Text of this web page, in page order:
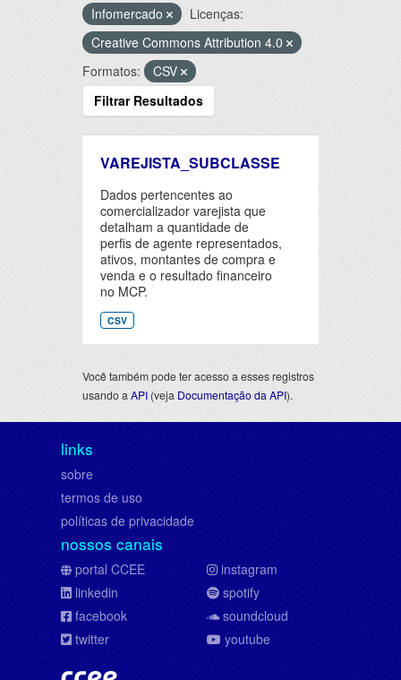
Infomercado
Licenças:
Creative Commons Attribution 4.0
Formatos:
CSV
Filtrar Resultados
VAREJISTA_SUBCLASSE
Dados pertencentes ao
comercializador varejista que
detalham a quantidade de
perfis de agente representados,
ativos, montantes de compra e
venda e o resultado financeiro
no MCP.
CSV
Você também pode ter acesso a esses registros
usando a API (veja Documentação da API).
links
sobre
termos de uso
políticas de privacidade
nossos canais
portal CCEE
linkedin
facebook
twitter
instagram
spotify
soundcloud
youtube